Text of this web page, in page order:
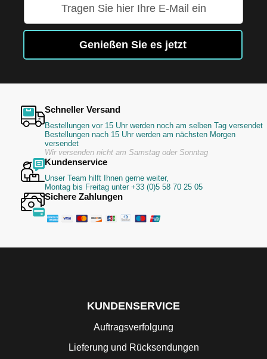
sich
unseren
an:
Genießen Sie es jetzt
Schneller Versand
Bestellungen vor 15 Uhr werden noch am selben Tag versendet
Bestellungen nach 15 Uhr werden am nächsten Morgen
versendet
Wir versenden nicht am Samstag oder Sonntag
Kundenservice
Unser Team hilft Ihnen gerne weiter,
Montag bis Freitag unter +33 (0)5 58 70 25 05
Sichere Zahlungen
KUNDENSERVICE
Auftragsverfolgung
Lieferung und Rücksendungen